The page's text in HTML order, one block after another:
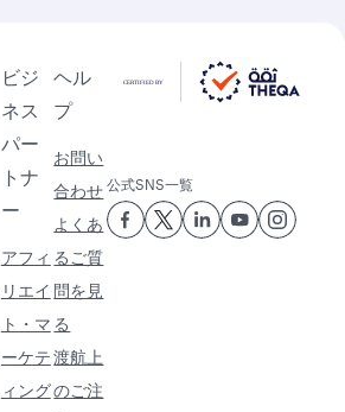
ビジ
ネス
パー
トナ
ー
アフィ
リエイ
ト・マ
ーケテ
ィング
ヘル
プ
お問い
合わせ
よくあ
るご質
問を見
る
渡航上
のご注
公式SNS一覧